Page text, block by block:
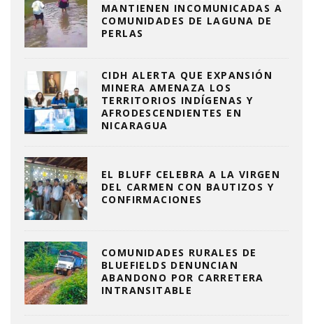
MANTIENEN INCOMUNICADAS A
COMUNIDADES DE LAGUNA DE
PERLAS
CIDH ALERTA QUE EXPANSIÓN
MINERA AMENAZA LOS
TERRITORIOS INDÍGENAS Y
AFRODESCENDIENTES EN
NICARAGUA
EL BLUFF CELEBRA A LA VIRGEN
DEL CARMEN CON BAUTIZOS Y
CONFIRMACIONES
COMUNIDADES RURALES DE
BLUEFIELDS DENUNCIAN
ABANDONO POR CARRETERA
INTRANSITABLE